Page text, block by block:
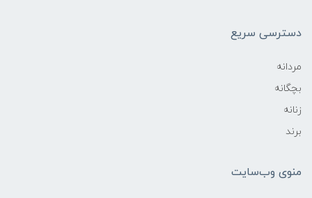
دسترسی سریع
مردانه
بچگانه
زنانه
برند
منوی وب‌سایت